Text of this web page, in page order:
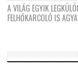
A VILÁG EGYIK
FELHŐKARCOLÓ IS